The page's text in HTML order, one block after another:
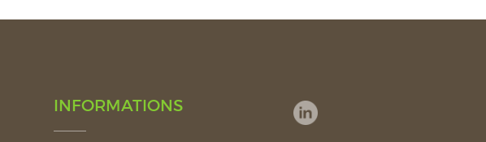
INFORMATIONS